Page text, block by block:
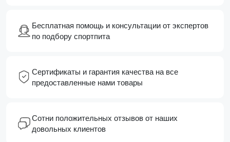
Бесплатная помощь и консультации от экспертов
по подбору спортпита
Сертификаты и гарантия качества на все
предоставленные нами товары
Сотни положительных отзывов от наших
довольных клиентов